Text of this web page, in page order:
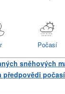
Počasí
sněhových
předpovědi